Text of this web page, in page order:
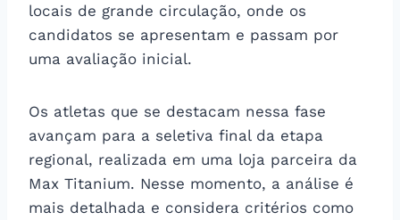
locais de grande circulação, onde os
candidatos se apresentam e passam por
uma avaliação inicial.
Os atletas que se destacam nessa fase
avançam para a seletiva final da etapa
regional, realizada em uma loja parceira da
Max Titanium. Nesse momento, a análise é
mais detalhada e considera critérios como